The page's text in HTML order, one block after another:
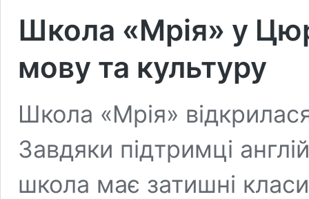
Школа «Мрія» у
мову та культуру
Школа «Мрія»
Завдяки підтримці
школа має затишні